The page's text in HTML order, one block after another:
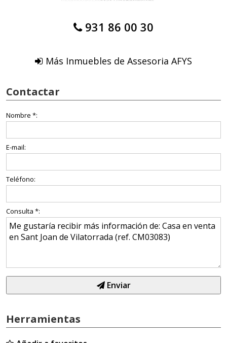
931 86 00 30
Más Inmuebles de Assesoria AFYS
Contactar
Nombre *:
E-mail:
Teléfono:
Consulta *:
Enviar
Herramientas